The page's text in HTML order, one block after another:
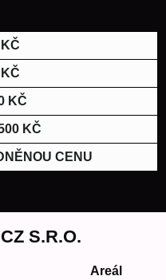
KČ
KČ
CENU
S.R.O.